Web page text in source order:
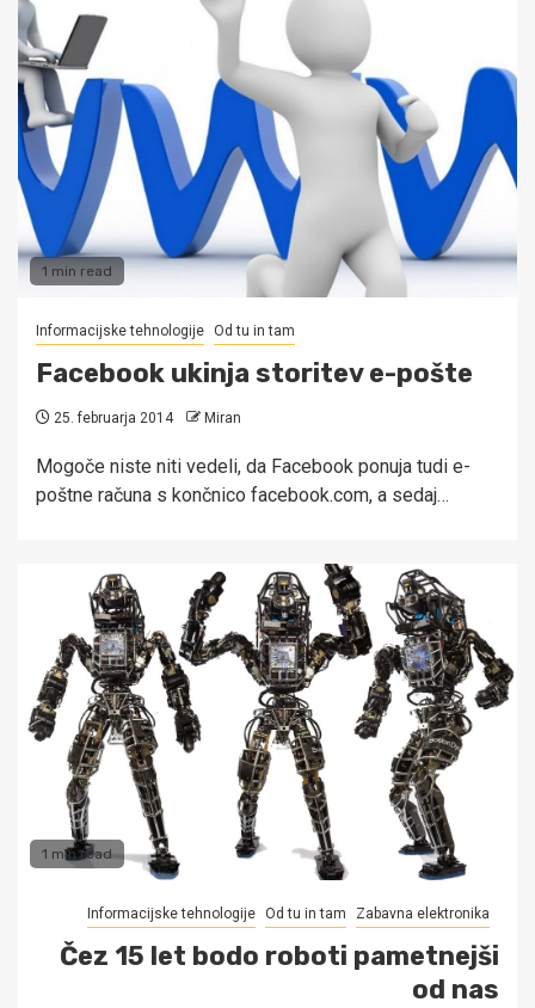
1 min read
Informacijske tehnologije Od tu in tam
Facebook ukinja storitev e-pošte
25. februarja 2014 Miran
Mogoče niste niti vedeli, da Facebook ponuja tudi e-
poštne računa s končnico facebook.com, a sedaj…
1 min read
Informacijske tehnologije Od tu in tam Zabavna elektronika
Čez 15 let bodo roboti pametnejši
od nas